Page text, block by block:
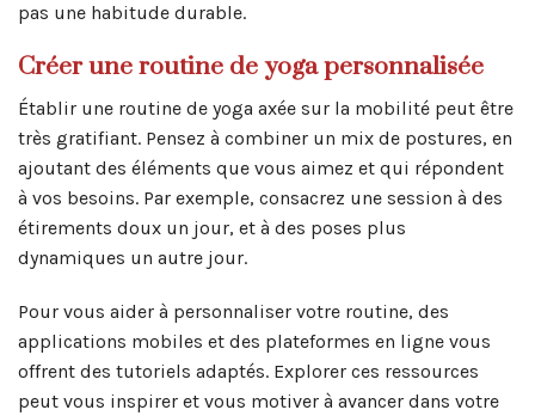
pas une habitude durable.
Créer une routine de yoga personnalisée
Établir une routine de yoga axée sur la mobilité peut être
très gratifiant. Pensez à combiner un mix de postures, en
ajoutant des éléments que vous aimez et qui répondent
à vos besoins. Par exemple, consacrez une session à des
étirements doux un jour, et à des poses plus
dynamiques un autre jour.
Pour vous aider à personnaliser votre routine, des
applications mobiles et des plateformes en ligne vous
offrent des tutoriels adaptés. Explorer ces ressources
peut vous inspirer et vous motiver à avancer dans votre